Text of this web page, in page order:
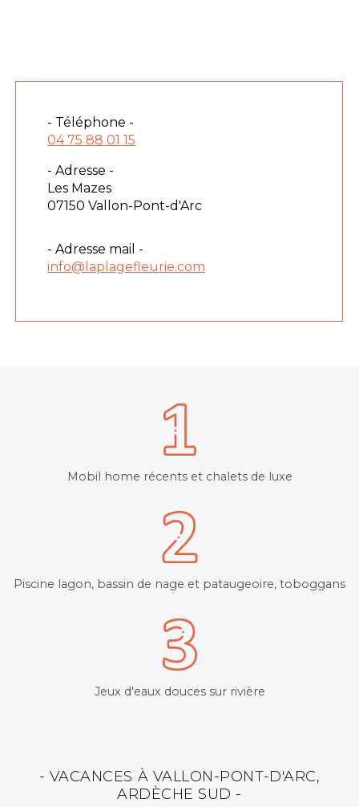
Mobil home récents et chalets de luxe
Piscine lagon, bassin de nage et pataugeoire, toboggans
Jeux d'eaux douces sur rivière
- Téléphone -
04 75 88 01 15
- Adresse -
Les Mazes
07150 Vallon-Pont-d'Arc
- Adresse mail -
info@laplagefleurie.com
- VACANCES À VALLON-PONT-D'ARC,
ARDÈCHE SUD -